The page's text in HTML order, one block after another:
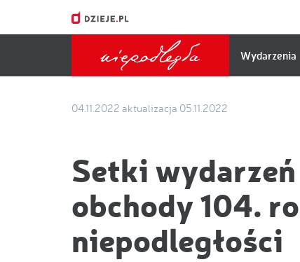
Główna
Wydarzenia
04.11.2022 aktualizacja 05.11.2022
Setki
obchody 104.
niepodległości